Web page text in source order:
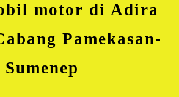
motor di Adira
Pamekasan-
Sumenep